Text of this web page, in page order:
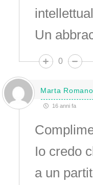
Un
0
Marta Romano
16 anni fa
Io credo
a un